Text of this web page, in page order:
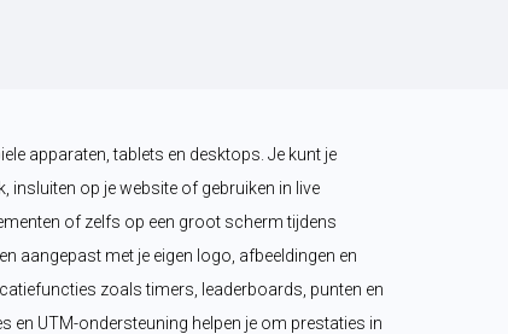
apparaten, tablets en desktops. Je kunt je
insluiten op je website of gebruiken in live
of zelfs op een groot scherm tijdens
aangepast met je eigen logo, afbeeldingen en
zoals timers, leaderboards, punten en
en UTM-ondersteuning helpen je om prestaties in